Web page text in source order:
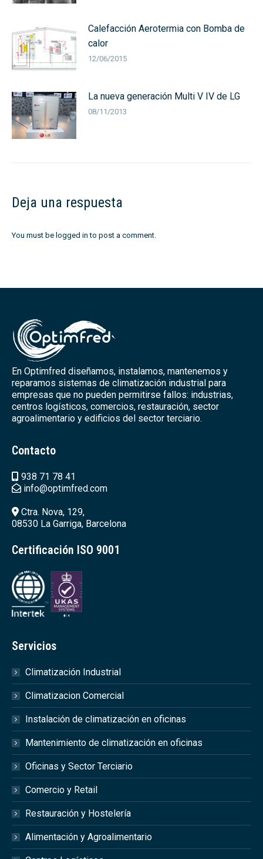
Calefacción Aerotermia con Bomba de
calor
12/06/2015
La nueva generación Multi V IV de LG
08/11/2013
Deja una respuesta
You must be logged in to post a comment.
En Optimfred diseñamos, instalamos, mantenemos y
reparamos sistemas de climatización industrial para
empresas que no pueden permitirse fallos: industrias,
centros logísticos, comercios, restauración, sector
agroalimentario y edificios del sector terciario.
Contacto
938 71 78 41
info@optimfred.com
Ctra. Nova, 129,
08530 La Garriga, Barcelona
Certificación ISO 9001
Servicios
Climatización Industrial
Climatizacion Comercial
Instalación de climatización en oficinas
Mantenimiento de climatización en oficinas
Oficinas y Sector Terciario
Comercio y Retail
Restauración y Hostelería
Alimentación y Agroalimentario